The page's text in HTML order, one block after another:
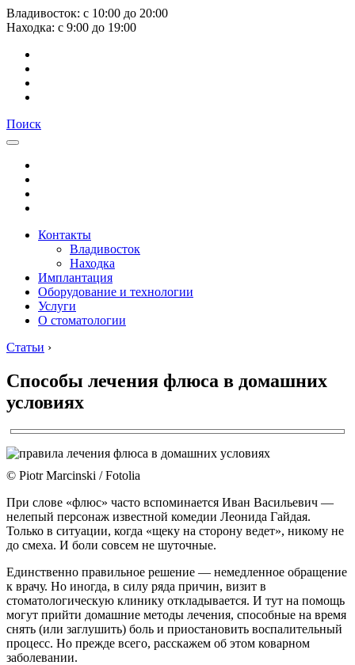
Владивосток: с 10:00 до 20:00
Находка: с 9:00 до 19:00
Поиск
Контакты
Владивосток
Находка
Имплантация
Оборудование и технологии
Услуги
О стоматологии
Статьи ›
Способы лечения флюса в домашних
условиях
© Piotr Marcinski / Fotolia
При слове «флюс» часто вспоминается Иван Васильевич —
нелепый персонаж известной комедии Леонида Гайдая.
Только в ситуации, когда «щеку на сторону ведет», никому не
до смеха. И боли совсем не шуточные.
Единственно правильное решение — немедленное обращение
к врачу. Но иногда, в силу ряда причин, визит в
стоматологическую клинику откладывается. И тут на помощь
могут прийти домашние методы лечения, способные на время
снять (или заглушить) боль и приостановить воспалительный
процесс. Но прежде всего, расскажем об этом коварном
заболевании.